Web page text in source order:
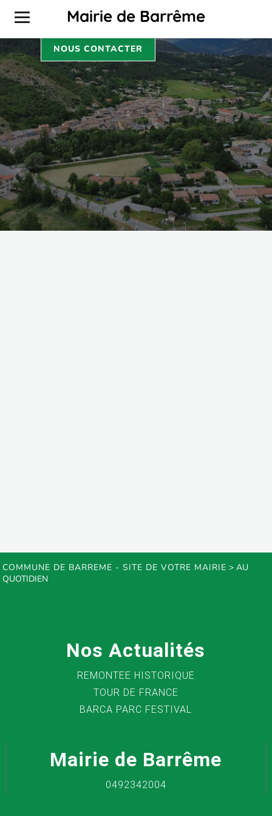
Mairie de Barrême
AU QUOTIDIEN
NOUS CONTACTER
COMMUNE DE BARREME - SITE DE VOTRE MAIRIE >AU
QUOTIDIEN
Nos Actualités
REMONTEE HISTORIQUE
TOUR DE FRANCE
BARCA PARC FESTIVAL
Mairie de Barrême
0492342004